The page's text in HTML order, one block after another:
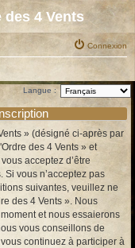
des 4 Vents
Connexion
Langue :
» (désigné ci-après par
des 4 Vents » et
acceptez d’être
vous n’acceptez pas
suivantes, veuillez ne
des 4 Vents ». Nous
et nous essaierons
vous conseillons de
continuez à participer à